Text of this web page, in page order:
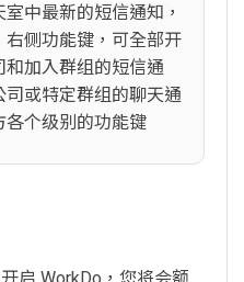
中最新的短信通知，
右侧功能键，可全部开
加入群组的短信通
或特定群组的聊天通
各个级别的功能键